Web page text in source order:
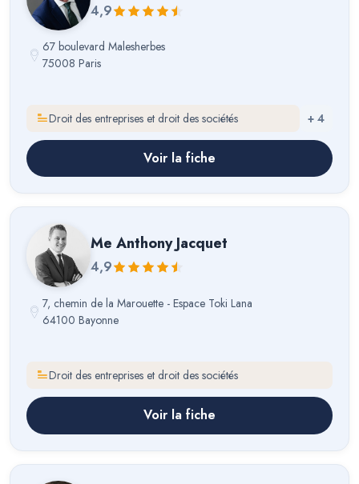
4,9
67 boulevard Malesherbes
75008 Paris
Droit des entreprises et droit des sociétés + 4
Voir la fiche
Me Anthony Jacquet
4,9
7, chemin de la Marouette - Espace Toki Lana
64100 Bayonne
Droit des entreprises et droit des sociétés
Voir la fiche